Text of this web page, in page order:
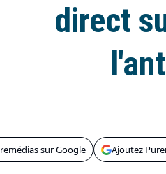
direct
sur Google Ajoutez